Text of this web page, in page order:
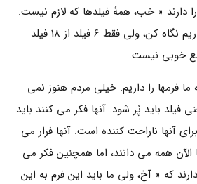
دارند « خب، همۀ فیلدها که لازم نیست.
به این فرم بزرگ که ما داریم نگاه کن، ولی فقط 6 فیلد از 18 فیلد
خوبی نیست.
فرمها را داریم. خیلی مردم هنوز نمی
فیلد باید پُر شود. آنها فکر می کنند باید
آنها ناراحت کننده است. آنها فرار می
الآن همه می دانند، اما همچنین فکر می
که « آخ، ولی ما باید این فرم به این